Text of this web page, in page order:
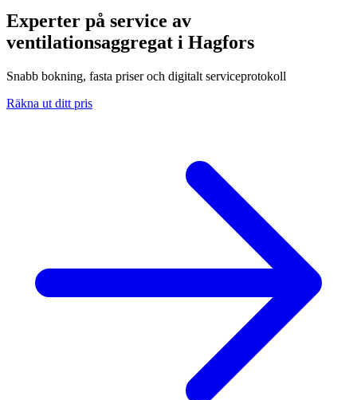
Experter på service av
ventilationsaggregat i Hagfors
Snabb bokning, fasta priser och digitalt serviceprotokoll
Räkna ut ditt pris